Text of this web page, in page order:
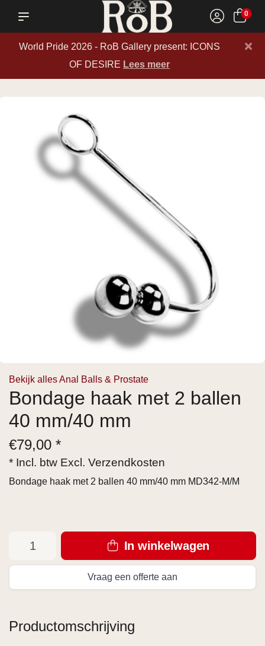
0
World Pride 2026 - RoB Gallery present: ICONS
OF DESIRE Lees meer
×
Bekijk alles Anal Balls & Prostate
Bondage haak met 2 ballen
40 mm/40 mm
€79,00 *
* Incl. btw Excl. Verzendkosten
Bondage haak met 2 ballen 40 mm/40 mm MD342-M/M
In winkelwagen
Vraag een offerte aan
Productomschrijving